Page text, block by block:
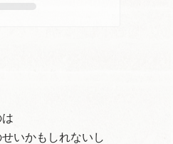
いかもしれないし